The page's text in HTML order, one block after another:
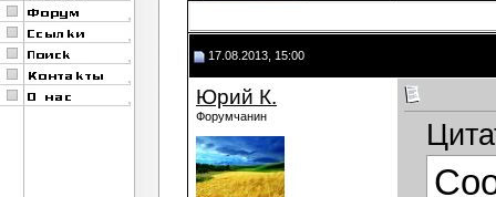
17.08.2013, 15:00
Юрий К.
Форумчанин